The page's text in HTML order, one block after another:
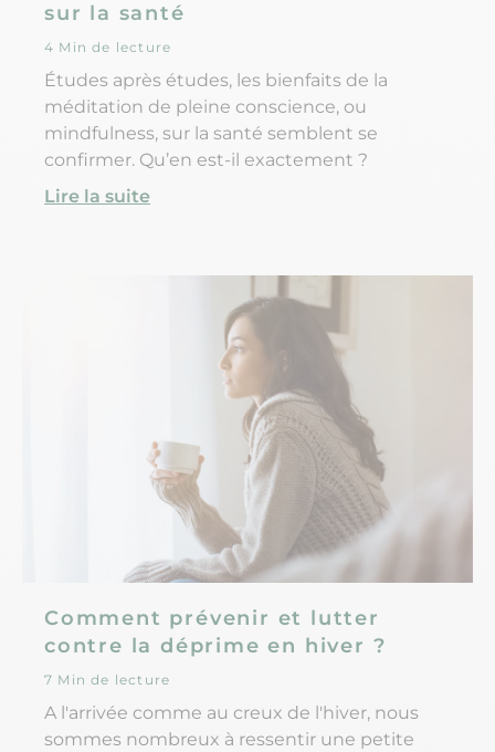
sur la santé
4 Min de lecture
Études après études, les bienfaits de la
méditation de pleine conscience, ou
mindfulness, sur la santé semblent se
confirmer. Qu’en est-il exactement ?
Lire la suite
Comment prévenir et lutter
contre la déprime en hiver ?
7 Min de lecture
A l'arrivée comme au creux de l'hiver, nous
sommes nombreux à ressentir une petite